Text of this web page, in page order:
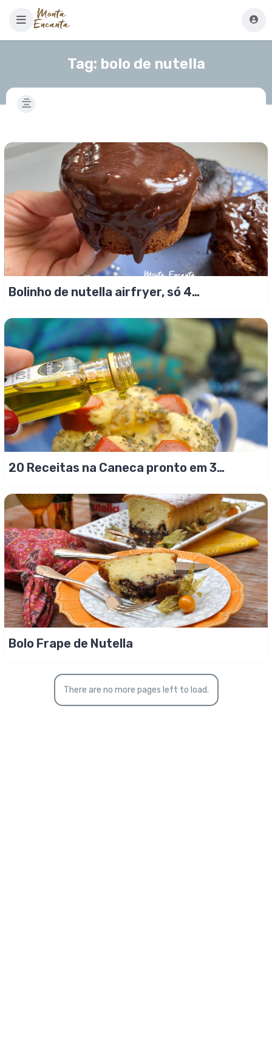
Tag: bolo de nutella
Bolinho de nutella airfryer, só 4
20 Receitas na Caneca pronto em 3
Bolo Frape de Nutella
There are no more pages left to load.